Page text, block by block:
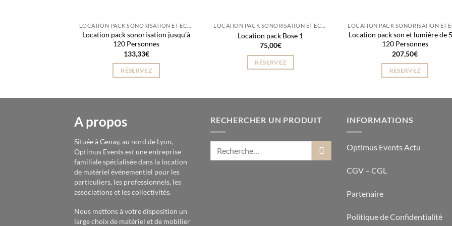
Location pack sonorisation jusqu’à
120 Personnes
133,33€
RÉSERVEZ
Location pack Bose 1
75,00€
RÉSERVEZ
Location pack son et lumière de
120 Personnes
207,50€
RÉSERVEZ
A propos
Située à Genay, au nord de Lyon,
Optimus Events est une entreprise
familiale spécialisée dans la location
de matériel événementiel pour les
particuliers, les professionnels, les
associations et les collectivités.
Nous mettons à votre disposition un
large choix de matériel et de mobilier
RECHERCHER UN PRODUIT INFORMATIONS
Optimus Events Actu
CGV – CGL
Partenaire
Politique de Confidentialité